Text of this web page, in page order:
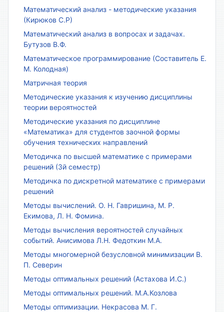
Математический анализ - методические указания
(Кирюков С.Р)
Математический анализ в вопросах и задачах.
Бутузов В.Ф.
Математическое программирование (Составитель Е.
М. Колодная)
Матричная теория
Методические указания к изучению дисциплины
теории вероятностей
Методические указания по дисциплине
«Математика» для студентов заочной формы
обучения технических направлений
Методичка по высшей математике с примерами
решений (3й семестр)
Методичка по дискретной математике с примерами
решений
Методы вычислений. О. Н. Гавришина, М. Р.
Екимова, Л. Н. Фомина.
Методы вычисления вероятностей случайных
событий. Анисимова Л.Н. Федоткин М.А.
Методы многомерной безусловной минимизации В.
П. Северин
Методы оптимальных решений (Астахова И.С.)
Методы оптимальных решений. М.А.Козлова
Методы оптимизации. Некрасова М. Г.